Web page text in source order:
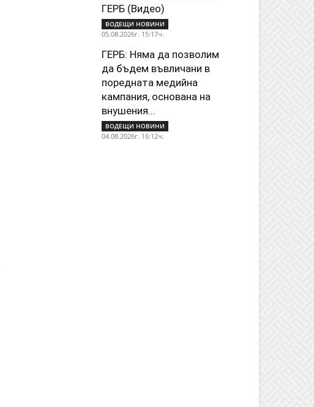
ГЕРБ (Видео)
ВОДЕЩИ НОВИНИ
05.08.2026г. 15:17ч.
ГЕРБ: Няма да позволим
да бъдем въвличани в
поредната медийна
кампания, основана на
внушения...
ВОДЕЩИ НОВИНИ
04.08.2026г. 16:12ч.